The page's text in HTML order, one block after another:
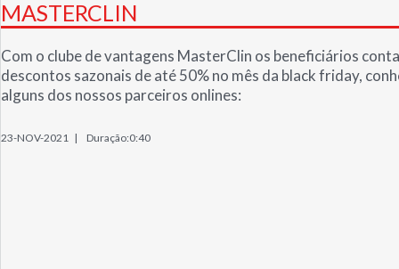
MASTERCLIN
Com o clube de vantagens MasterClin os beneficiários
descontos sazonais de até 50% no mês da black friday,
alguns dos nossos parceiros onlines:
23-NOV-2021 | Duração:0:40